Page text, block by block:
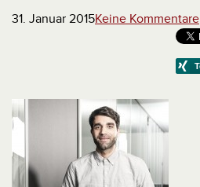
31. Januar 2015Keine Kommentare